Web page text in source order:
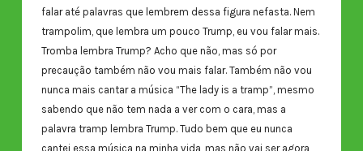
falar até palavras que lembrem dessa figura nefasta. Nem
trampolim, que lembra um pouco Trump, eu vou falar mais.
Tromba lembra Trump? Acho que não, mas só por
precaução também não vou mais falar. Também não vou
nunca mais cantar a música “The lady is a tramp”, mesmo
sabendo que não tem nada a ver com o cara, mas a
palavra tramp lembra Trump. Tudo bem que eu nunca
cantei essa música na minha vida, mas não vai ser agora